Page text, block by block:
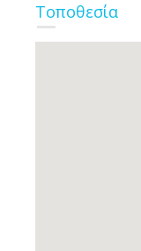
Τοποθεσία